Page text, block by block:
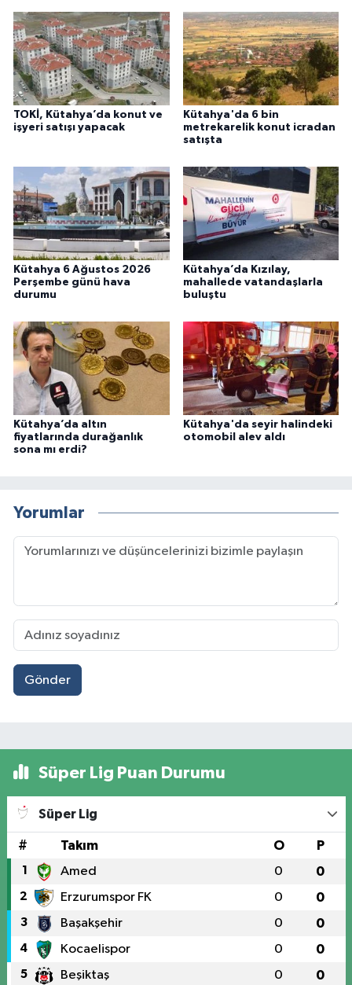
TOKİ, Kütahya’da konut ve
işyeri satışı yapacak
Kütahya'da 6 bin
metrekarelik konut icradan
satışta
Kütahya 6 Ağustos 2026
Perşembe günü hava
durumu
Kütahya’da Kızılay,
mahallede vatandaşlarla
buluştu
Kütahya’da altın
fiyatlarında durağanlık
sona mı erdi?
Kütahya'da seyir halindeki
otomobil alev aldı
Yorumlar
Gönder
Süper Lig Puan Durumu
Süper Lig
# Takım O P
1 Amed 0 0
2 Erzurumspor FK 0 0
3 Başakşehir 0 0
4 Kocaelispor 0 0
5 Beşiktaş 0 0